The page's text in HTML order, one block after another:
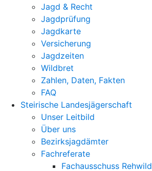
Jagd & Recht
Jagdprüfung
Jagdkarte
Versicherung
Jagdzeiten
Wildbret
Zahlen, Daten, Fakten
FAQ
Steirische Landesjägerschaft
Unser Leitbild
Über uns
Bezirksjagdämter
Fachreferate
Fachausschuss Rehwild